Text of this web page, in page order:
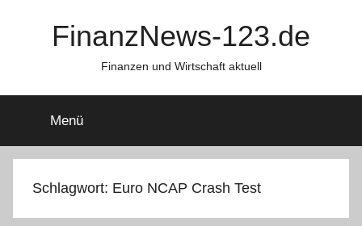
FinanzNews-123.de
Finanzen und Wirtschaft aktuell
Menü
Schlagwort: Euro NCAP Crash Test